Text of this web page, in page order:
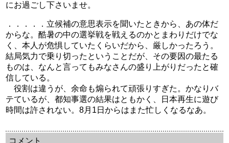
にお過ごし下さいませ。
．．．．．立候補の意思表示を聞いたときから、あの体だ
からな。酷暑の中の選挙戦を戦えるのかとまわりだけでな
く、本人が危惧していたくらいだから、厳しかったろう。
結局気力で乗り切ったということだが、その要因の最たる
ものは、なんと言ってもみなさんの盛り上がりだったと確
信している。
役割は違うが、余命も煽られて頑張りすぎた。かなりバ
テているが、都知事選の結果はともかく、日本再生に遊び
時間は許されない。8月1日からはまた忙しくなるなあ。
コメント